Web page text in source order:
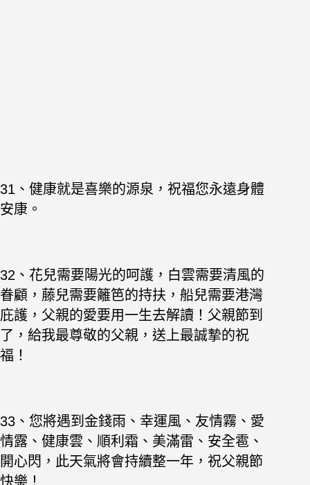
31、健康就是喜樂的源泉，祝福您永遠身體
安康。
32、花兒需要陽光的呵護，白雲需要清風的
眷顧，藤兒需要籬笆的持扶，船兒需要港灣
庇護，父親的愛要用一生去解讀！父親節到
了，給我最尊敬的父親，送上最誠摯的祝
福！
33、您將遇到金錢雨、幸運風、友情霧、愛
情露、健康雲、順利霜、美滿雷、安全雹、
開心閃，此天氣將會持續整一年，祝父親節
快樂！